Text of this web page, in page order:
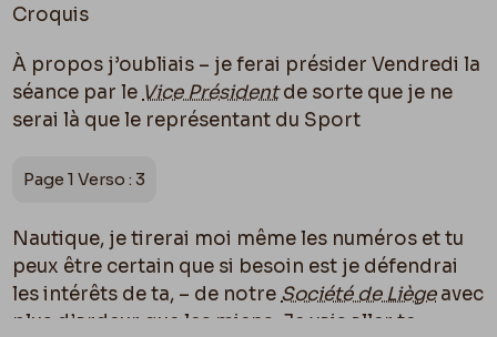
Croquis
À propos j’oubliais – je ferai présider Vendredi la
séance par le Vice Présidentde sorte que je ne
serai là que le représentant du Sport
Page 1 Verso : 3
Nautique, je tirerai moi même les numéros et tu
peux être certain que si besoin est je défendrai
les intérêts de ta, – de notre Société de Liègeavec
plus d’ardeur que les miens. Je vais aller te